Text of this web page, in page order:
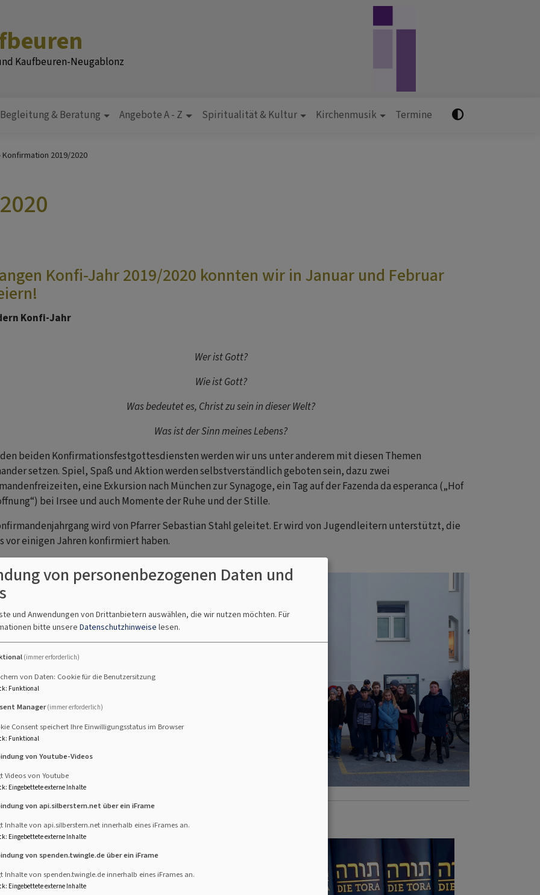
Kaufbeuren-Neugablonz
Begleitung & Beratung Angebote A - Z Spiritualität & Kultur Kirchenmusik Termine
Konfirmation 2019/2020
Konfi-Jahr 2019/2020 konnten wir in Januar und Februar
Konfi-Jahr
Wer ist Gott?
Wie ist Gott?
Was bedeutet es, Christ zu sein in dieser Welt?
Was ist der Sinn meines Lebens?
beiden Konfirmationsfestgottesdiensten werden wir uns unter anderem mit diesen Themen
setzen. Spiel, Spaß und Aktion werden selbstverständlich geboten sein, dazu zwei
eine Exkursion nach München zur Synagoge, ein Tag auf der Fazenda da esperanca („Hof
bei Irsee und auch Momente der Ruhe und der Stille.
wird von Pfarrer Sebastian Stahl geleitet. Er wird von Jugendleitern unterstützt, die
vor einigen Jahren konfirmiert haben.
Shalom-
am 17. Januar die
Judentum ist die
in der
mit Angehörigen einer
zu kommen.
vor 20 Jahren
Die
Angebote der Gemeinde
Gottesdienste, die
Nach dem knapp
Jugendleiter und
die Exkursion mit
von personenbezogenen Daten und
und Anwendungen von Drittanbietern auswählen, die wir nutzen möchten. Für
bitte unsere Datenschutzhinweise lesen.
(immer erforderlich)
von Daten: Cookie für die Benutzersitzung
: Funktional
Manager(immer erforderlich)
Consent speichert Ihre Einwilligungsstatus im Browser
: Funktional
von Youtube-Videos
Videos von Youtube
: Eingebettete externe Inhalte
von api.silberstern.net über ein iFrame
Inhalte von api.silberstern.net innerhalb eines iFrames an.
: Eingebettete externe Inhalte
von spenden.twingle.de über ein iFrame
Inhalte von spenden.twingle.de innerhalb eines iFrames an.
: Eingebettete externe Inhalte